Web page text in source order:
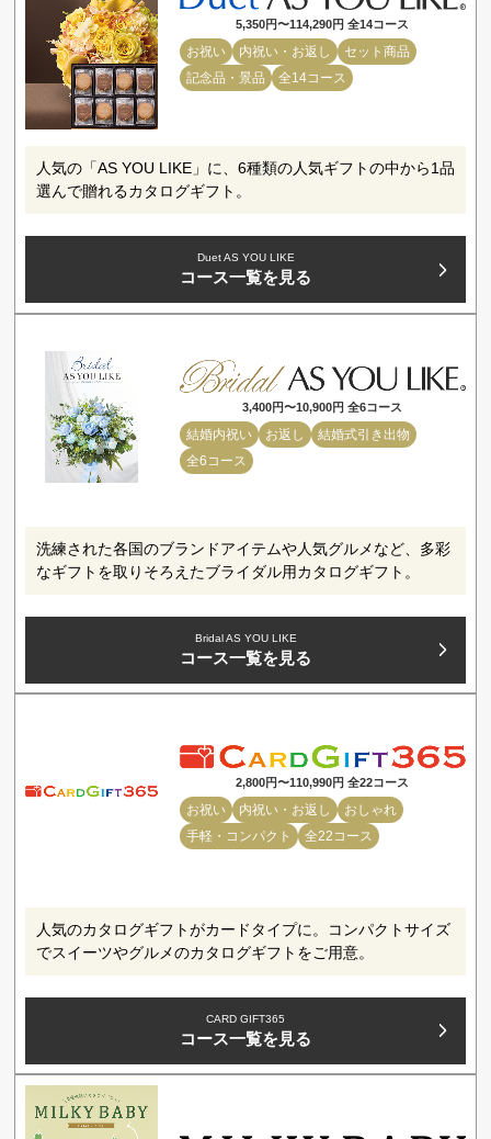
5,350円〜114,290円 全14コース
お祝い 内祝い・お返し
セット商品
記念品・景品
全14コース
人気の「AS YOU LIKE」に、6種類の人気ギフトの中から1品
選んで贈れるカタログギフト。
Duet AS YOU LIKE
コース一覧を見る
3,400円〜10,900円 全6コース
結婚内祝い お返し
結婚式引き出物
全6コース
洗練された各国のブランドアイテムや人気グルメなど、多彩
なギフトを取りそろえたブライダル用カタログギフト。
Bridal AS YOU LIKE
コース一覧を見る
2,800円〜110,990円 全22コース
お祝い 内祝い・お返し
おしゃれ
手軽・コンパクト
全22コース
人気のカタログギフトがカードタイプに。コンパクトサイズ
でスイーツやグルメのカタログギフトをご用意。
CARD GIFT365
コース一覧を見る